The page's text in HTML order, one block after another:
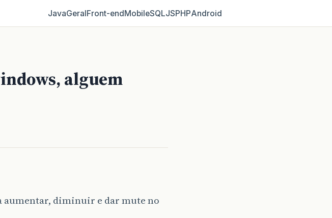
JavaGeralFront‑endMobileSQLJSPHPAndroid
alguem
aumentar, diminuir e dar mute no